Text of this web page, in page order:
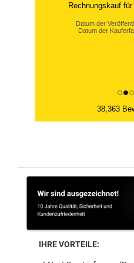
Rechnungskauf
Datum der
Datum der
38,363
IHRE VORTEILE: